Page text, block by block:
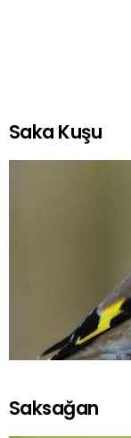
Saka Kuşu
Saksağan